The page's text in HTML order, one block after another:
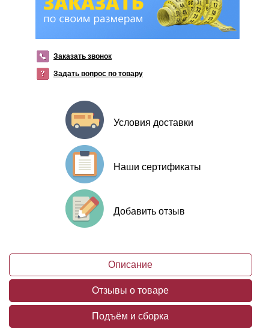
Заказать звонок
Задать вопрос по товару
Условия доставки
Наши сертификаты
Добавить отзыв
Описание
Отзывы о товаре
Подъём и сборка